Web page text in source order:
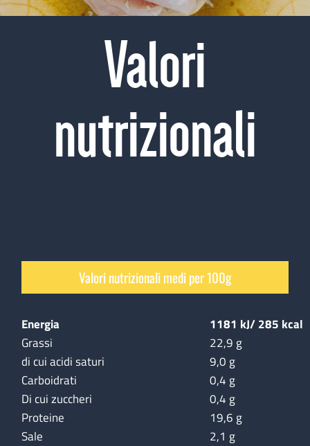
Valori
nutrizionali
Valori nutrizionali medi per 100g
Energia 1181 kJ/285 kcal
Grassi
22,9 g
di cui acidi saturi
9,0 g
Carboidrati
0,4 g
Di cui zuccheri
0,4 g
Proteine
19,6 g
Sale
2,1 g